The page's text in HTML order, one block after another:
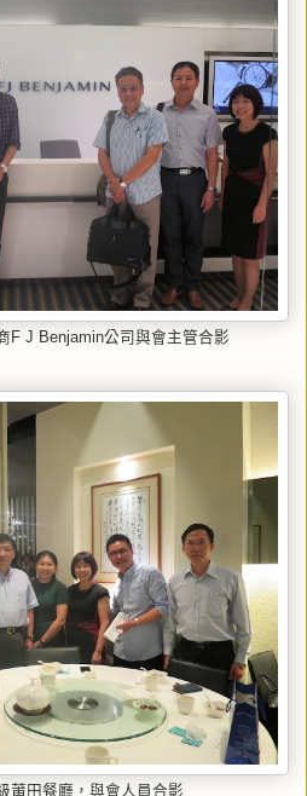
F J Benjamin公司與會主管合影
莆田餐廳，與會人員合影